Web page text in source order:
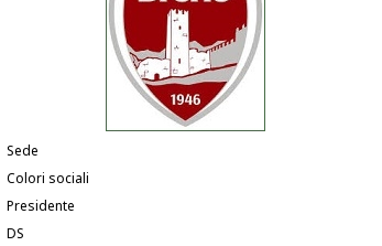
Sede
Colori sociali
Presidente
DS